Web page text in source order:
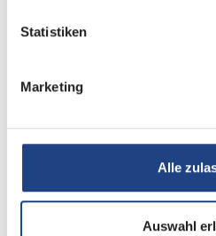
Statistiken
Marketing
Alle
Auswahl
Zum Verkauf steht im
Nomad 490 BLF in absolut
hervorragenden Zustand –
Camper, die Wert auf Komfort,